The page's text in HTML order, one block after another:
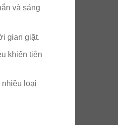
và sáng
gian giặt.
khiển tiên
loại